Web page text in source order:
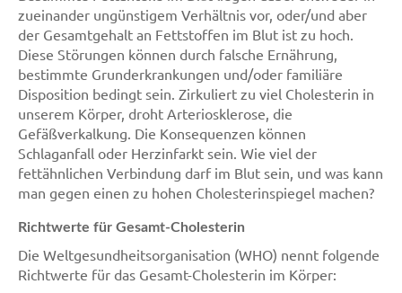
zueinander ungünstigem Verhältnis vor, oder/und aber
der Gesamtgehalt an Fettstoffen im Blut ist zu hoch.
Diese Störungen können durch falsche Ernährung,
bestimmte Grunderkrankungen und/oder familiäre
Disposition bedingt sein. Zirkuliert zu viel Cholesterin in
unserem Körper, droht Arteriosklerose, die
Gefäßverkalkung. Die Konsequenzen können
Schlaganfall oder Herzinfarkt sein. Wie viel der
fettähnlichen Verbindung darf im Blut sein, und was kann
man gegen einen zu hohen Cholesterinspiegel machen?
Richtwerte für Gesamt-Cholesterin
Die Weltgesundheitsorganisation (WHO) nennt folgende
Richtwerte für das Gesamt-Cholesterin im Körper: